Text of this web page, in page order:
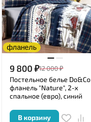
фланель
9 800₽12 000₽
Постельное белье Do&Co
фланель "Nature", 2-х
спальное (евро), синий
В корзину